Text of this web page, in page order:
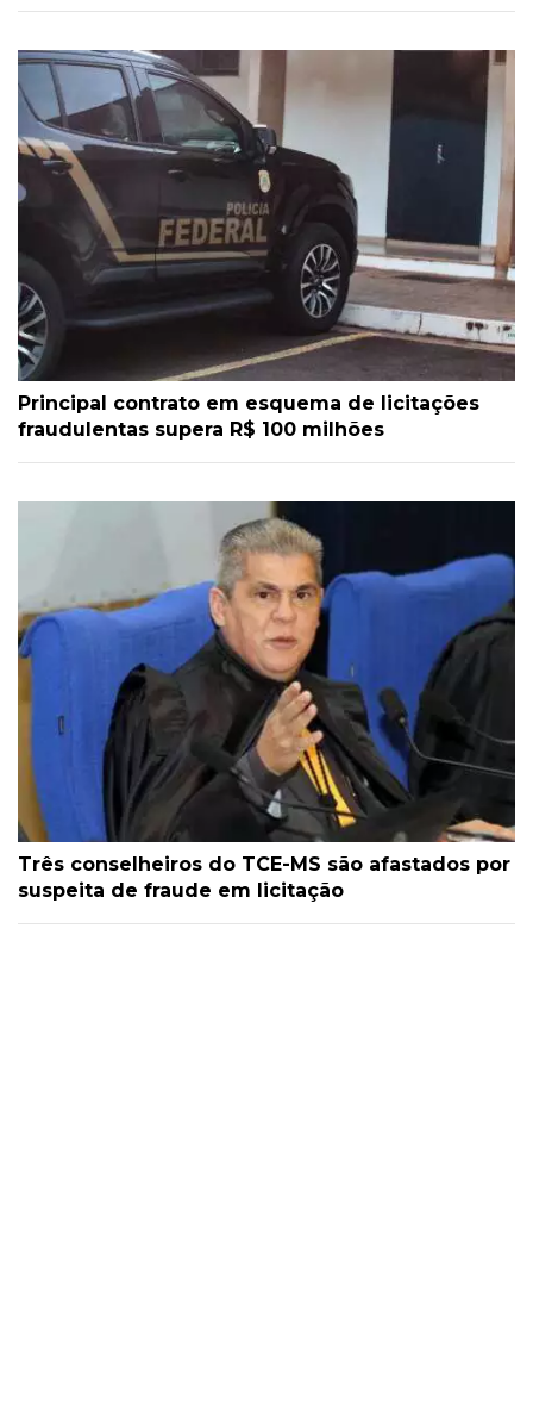
Principal contrato em esquema de licitações
fraudulentas supera R$ 100 milhões
Três conselheiros do TCE-MS são afastados por
suspeita de fraude em licitação